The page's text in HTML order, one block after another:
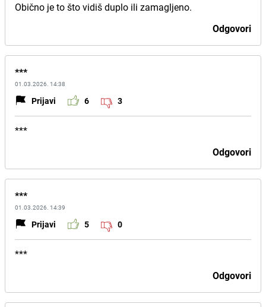
Obično je to što vidiš duplo ili zamagljeno.
Odgovori
***
01.03.2026. 14:38
Prijavi 6 3
***
Odgovori
***
01.03.2026. 14:39
Prijavi 5 0
***
Odgovori